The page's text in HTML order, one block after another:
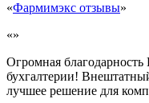
«Фармимэкс отзывы»
«»
Огромная благодарность
бухгалтерии!
лучшее решение для